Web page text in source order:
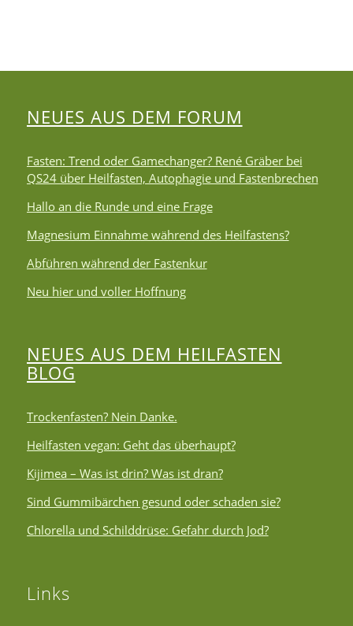
NEUES AUS DEM FORUM
Fasten: Trend oder Gamechanger? René Gräber bei
QS24 über Heilfasten, Autophagie und Fastenbrechen
Hallo an die Runde und eine Frage
Magnesium Einnahme während des Heilfastens?
Abführen während der Fastenkur
Neu hier und voller Hoffnung
NEUES AUS DEM HEILFASTEN
BLOG
Trockenfasten? Nein Danke.
Heilfasten vegan: Geht das überhaupt?
Kijimea – Was ist drin? Was ist dran?
Sind Gummibärchen gesund oder schaden sie?
Chlorella und Schilddrüse: Gefahr durch Jod?
Links